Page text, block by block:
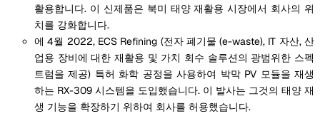
활용합니다. 이 신제품은 북미 태양 재활용 시장에서 회사의 위
치를 강화합니다.
에 4월 2022, ECS Refining (전자 폐기물 (e-waste), IT 자산, 산
업용 장비에 대한 재활용 및 가치 회수 솔루션의 광범위한 스펙
트럼을 제공) 특허 화학 공정을 사용하여 박막 PV 모듈을 재생
하는 RX-309 시스템을 도입했습니다. 이 발사는 그것의 태양 재
생 기능을 확장하기 위하여 회사를 허용했습니다.